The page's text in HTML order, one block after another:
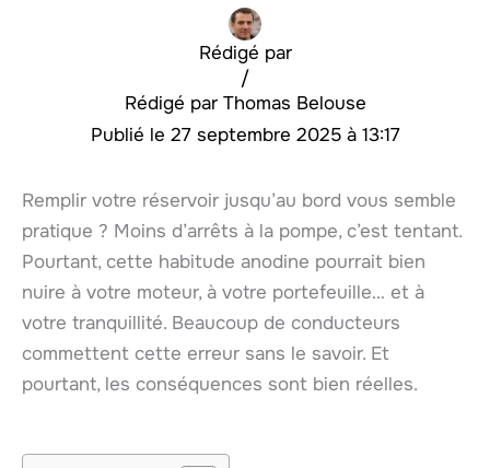
Rédigé par
Thomas Belouse
/
27 septembre 2025 à 13:17
Remplir votre réservoir jusqu’au bord vous semble
pratique ? Moins d’arrêts à la pompe, c’est tentant.
Pourtant, cette habitude anodine pourrait bien
nuire à votre moteur, à votre portefeuille… et à
votre tranquillité. Beaucoup de conducteurs
commettent cette erreur sans le savoir. Et
pourtant, les conséquences sont bien réelles.